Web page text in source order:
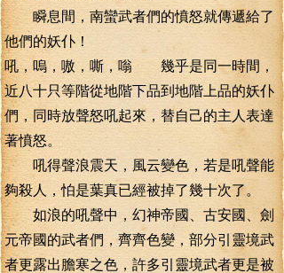
瞬息間，南蠻武者們的憤怒就傳遞給了
他們的妖仆！
吼，嗚，嗷，嘶，嗡 幾乎是同一時間，
近八十只等階從地階下品到地階上品的妖仆
們，同時放聲怒吼起來，替自己的主人表達
著憤怒。
吼得聲浪震天，風云變色，若是吼聲能
夠殺人，怕是葉真已經被掉了幾十次了。
如浪的吼聲中，幻神帝國、古安國、劍
元帝國的武者們，齊齊色變，部分引靈境武
者更露出膽寒之色，許多引靈境武者更是被